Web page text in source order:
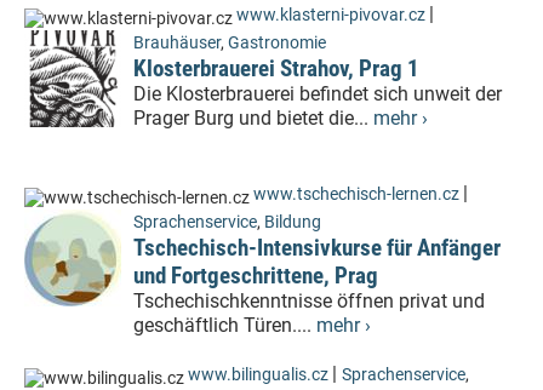
www.klasterni-pivovar.cz |
Brauhäuser, Gastronomie
Klosterbrauerei Strahov, Prag 1
Die Klosterbrauerei befindet sich unweit der
Prager Burg und bietet die... mehr ›
www.tschechisch-lernen.cz |
Sprachenservice, Bildung
Tschechisch-Intensivkurse für Anfänger
und Fortgeschrittene, Prag
Tschechischkenntnisse öffnen privat und
geschäftlich Türen.... mehr ›
www.bilingualis.cz | Sprachenservice,